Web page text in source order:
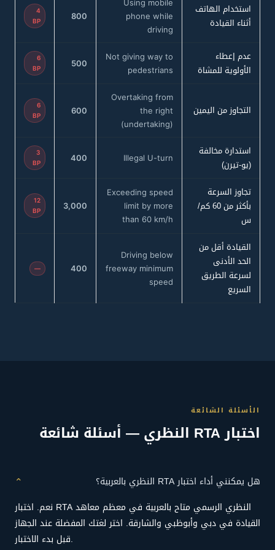
استخدام الهاتف
أثناء القيادة
Using mobile
phone while
driving
800
4
BP
عدم إعطاء
الأولوية للمشاة
Not giving way to
pedestrians
500
6
BP
التجاوز من اليمين
Overtaking from
the right
(undertaking)
600
6
BP
استدارة مخالفة
(يو-تيرن)
Illegal U-turn
400
3
BP
تجاوز السرعة
بأكثر من 60 كم/
س
Exceeding speed
limit by more
than 60 km/h
3,000
12
BP
القيادة أقل من
الحد الأدنى
لسرعة الطريق
السريع
Driving below
freeway minimum
speed
400
—
الأسئلة الشائعة
اختبار RTA النظري — أسئلة شائعة
هل يمكنني أداء اختبار RTA النظري بالعربية؟ ⌄
نعم. اختبار RTA النظري الرسمي متاح بالعربية في معظم معاهد
القيادة في دبي وأبوظبي والشارقة. اختر لغتك المفضلة عند الجهاز
قبل بدء الاختبار.